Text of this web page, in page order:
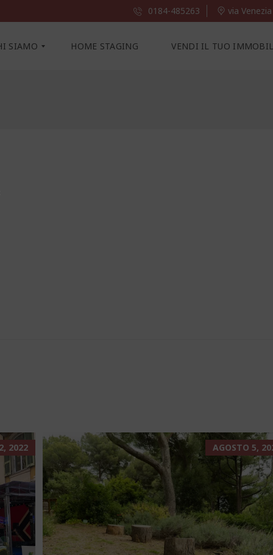
0184-485263 via
SIAMO HOME STAGING VENDI IL TUO
2022 AGOSTO 5,